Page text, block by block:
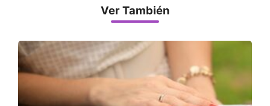
Ver También